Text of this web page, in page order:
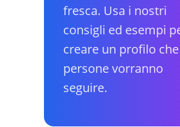
fresca. Usa i nostri
consigli ed esempi
creare un profilo
persone vorranno
seguire.